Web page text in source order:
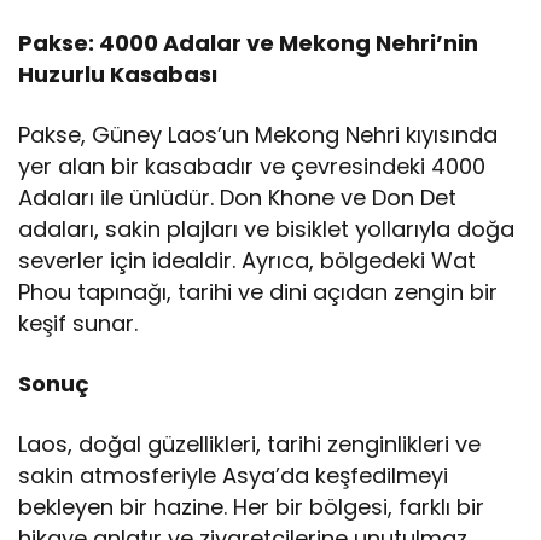
Pakse: 4000 Adalar ve Mekong Nehri’nin
Huzurlu Kasabası
Pakse, Güney Laos’un Mekong Nehri kıyısında
yer alan bir kasabadır ve çevresindeki 4000
Adaları ile ünlüdür. Don Khone ve Don Det
adaları, sakin plajları ve bisiklet yollarıyla doğa
severler için idealdir. Ayrıca, bölgedeki Wat
Phou tapınağı, tarihi ve dini açıdan zengin bir
keşif sunar.
Sonuç
Laos, doğal güzellikleri, tarihi zenginlikleri ve
sakin atmosferiyle Asya’da keşfedilmeyi
bekleyen bir hazine. Her bir bölgesi, farklı bir